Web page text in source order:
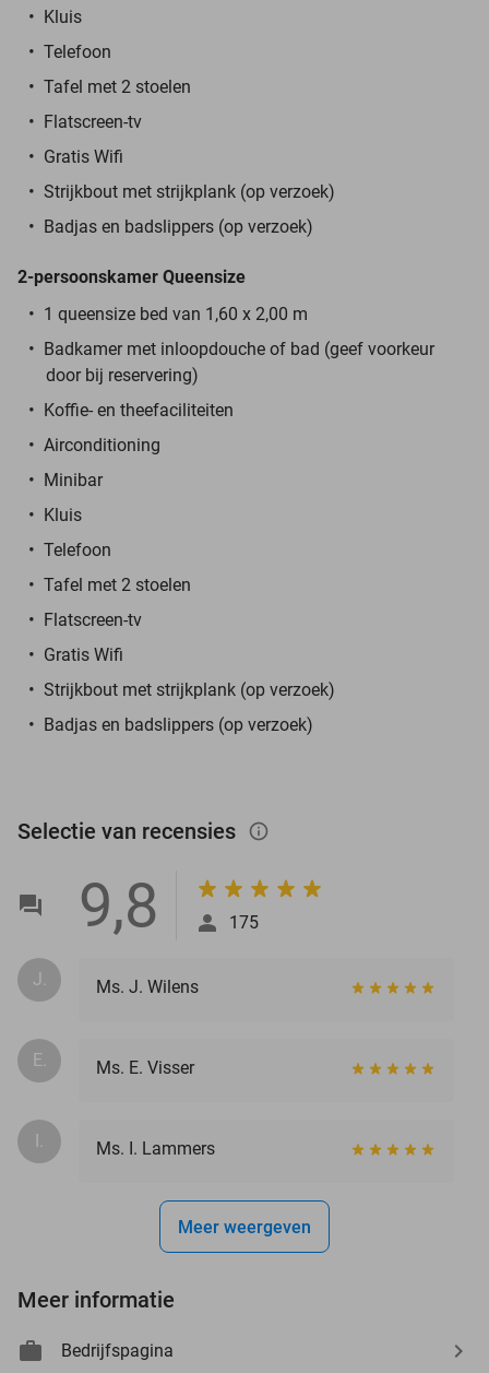
Kluis
Telefoon
Tafel met 2 stoelen
Flatscreen-tv
Gratis Wifi
Strijkbout met strijkplank (op verzoek)
Badjas en badslippers (op verzoek)
2-persoonskamer Queensize
1 queensize bed van 1,60 x 2,00 m
Badkamer met inloopdouche of bad (geef voorkeur
door bij reservering)
Koffie- en theefaciliteiten
Airconditioning
Minibar
Kluis
Telefoon
Tafel met 2 stoelen
Flatscreen-tv
Gratis Wifi
Strijkbout met strijkplank (op verzoek)
Badjas en badslippers (op verzoek)
Selectie van recensies info_outlined
9,8 175
J. Ms. J. Wilens
E. Ms. E. Visser
I. Ms. I. Lammers
Meer weergeven
Meer informatie
Bedrijfspagina